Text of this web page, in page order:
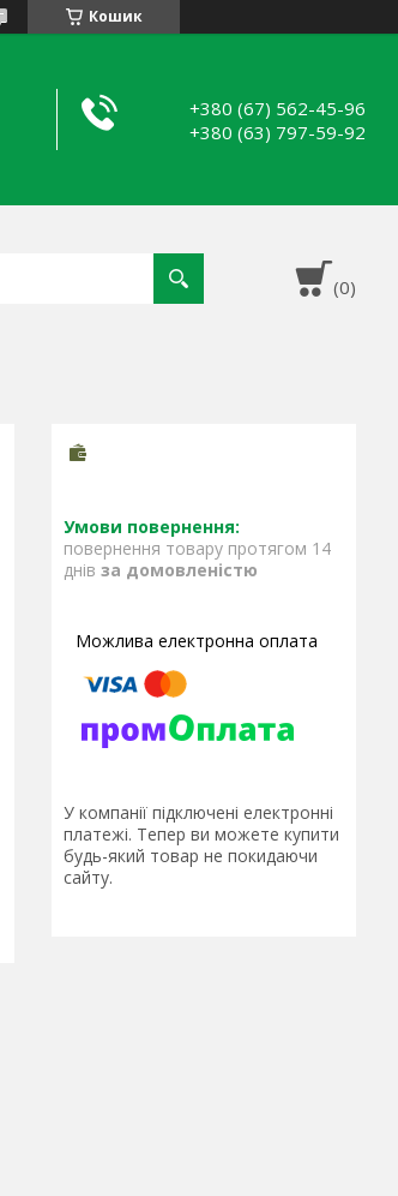
Кошик
+380 (67) 562-45-96
+380 (63) 797-59-92
повернення товару протягом 14
днів за домовленістю
У компанії підключені електронні
платежі. Тепер ви можете купити
будь-який товар не покидаючи
сайту.